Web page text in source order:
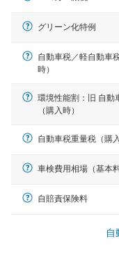
グリーン化特例
自動車税／軽自動車
時）
環境性能割：旧 自動
（購入時）
自動車税重量税（購入
車検費用相場（基本
自賠責保険料
自